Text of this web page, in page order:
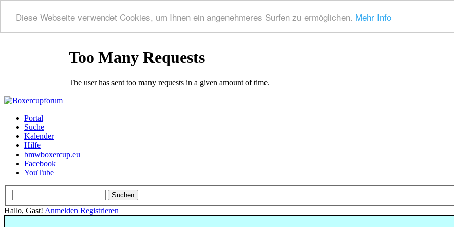
Diese Webseite verwendet Cookies, um Ihnen ein angenehmeres Surfen zu ermöglichen. Mehr Info
Portal
Suche
Kalender
Hilfe
bmwboxercup.eu
Facebook
YouTube
Hallo, Gast! Anmelden Registrieren